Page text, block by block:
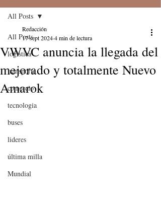
All Posts
logistica
transporte
comercio
tecnologia
buses
lideres
última milla
Mundial
All Posts
VWVC anuncia la llegada del
mejorado y totalmente Nuevo
Amarok
Redacción
17 sept 20244 min de lectura